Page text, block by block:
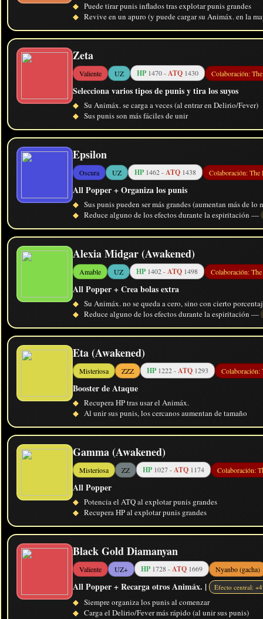
◆ Puede tirar punis inflados tras explotar punis grandes
◆ Revive en un apuro (y puede cargar su Animáx. en la
Zeta
Valiente UZ HP1470 -ATQ 1430 Colaboración:
Selecciona varios tipos de punis y tira los suyos
◆ Su Animáx. se carga a veces (al entrar en Delirio/Fever)
◆ Sus punis son más fáciles de unir
Epsilon
Oscura UZ HP1462 -ATQ 1438 Colaboración: The
All Popper + Organiza los punis
◆ Sus punis pueden ser más grandes (aumentan más de
◆ Reduce alguno de los efectos durante la espiritación —
Alexia Midgar (Awakened)
Amable UZ HP1402 -ATQ 1498 Colaboración:
All Popper + Crea bolas extra
◆ Su Animáx. no se queda a cero, sino con cierto
◆ Reduce alguno de los efectos durante la espiritación —
Eta (Awakened)
Misteriosa ZZZ HP1222 -ATQ 1293 Colaboración:
Booster de Ataque
◆ Recupera HP tras usar el Animáx.
◆ Al unir sus punis, los cercanos aumentan de tamaño
Gamma (Awakened)
Misteriosa ZZ HP1027 -ATQ 1174 Colaboración:
All Popper
◆ Potencia el ATQ al explotar punis grandes
◆ Recupera HP al explotar punis grandes
Black Gold Diamanyan
Valiente UZ+ HP1728 -ATQ 1669 Nyanbo (gacha)
All Popper + Recarga otros Animáx. | Efecto central:
◆ Siempre organiza los punis al comenzar
◆ Carga el Delirio/Fever más rápido (al unir sus punis)